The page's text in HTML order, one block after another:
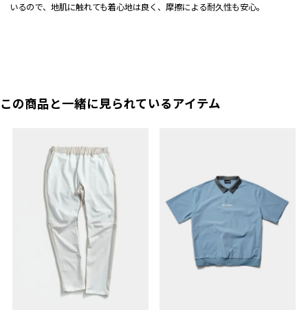
いるので、地肌に触れても着心地は良く、摩擦による耐久性も安心。
この商品と一緒に見られているアイテム